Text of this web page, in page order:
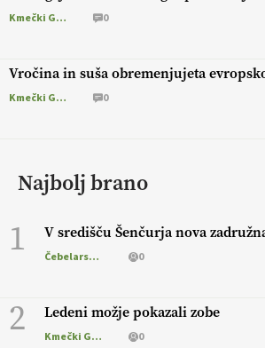
Kmečki Glas 0
Vročina in suša obremenjujeta
Kmečki Glas 0
Najbolj brano
1 V središču Šenčurja nova
Čebelarstvo 0
2 Ledeni možje pokazali zobe
Kmečki Glas 0